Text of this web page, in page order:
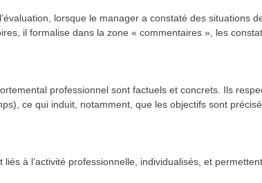
lorsque le manager a constaté des situations
il formalise dans la zone « commentaires », les
professionnel sont factuels et concrets. Ils
ce qui induit, notamment, que les objectifs sont
à l’activité professionnelle, individualisés, et